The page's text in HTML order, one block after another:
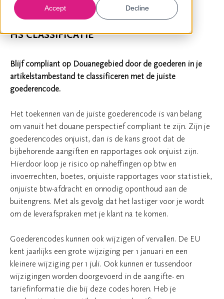
Accept Decline
Douane & handelszaken
HS CLASSIFICATIE
Blijf compliant op Douanegebied door de goederen in je
artikelstambestand te classificeren met de juiste
goederencode.
Het toekennen van de juiste goederencode is van belang
om vanuit het douane perspectief compliant te zijn. Zijn je
goederencodes onjuist, dan is de kans groot dat de
bijbehorende aangiften en rapportages ook onjuist zijn.
Hierdoor loop je risico op naheffingen op btw en
invoerrechten, boetes, onjuiste rapportages voor statistiek,
onjuiste btw-afdracht en onnodig oponthoud aan de
buitengrens. Met als gevolg dat het lastiger voor je wordt
om de leverafspraken met je klant na te komen.
Goederencodes kunnen ook wijzigen of vervallen. De EU
kent jaarlijks een grote wijziging per 1 januari en een
kleinere wijziging per 1 juli. Ook kunnen er tussendoor
wijzigingen worden doorgevoerd in de aangifte- en
tariefinformatie die bij deze codes horen. Heb je